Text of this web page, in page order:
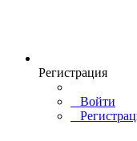
Регистрация
Войти